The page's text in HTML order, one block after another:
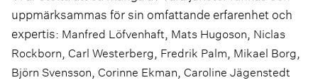
uppmärksammas för sin omfattande erfarenhet och
expertis: Manfred Löfvenhaft, Mats Hugoson, Niclas
Rockborn, Carl Westerberg, Fredrik Palm, Mikael Borg,
Björn Svensson, Corinne Ekman, Caroline Jägenstedt